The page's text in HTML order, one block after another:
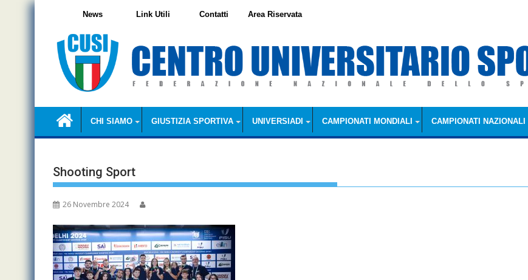
Skip
CHI SIAMO GIUSTIZIA SPORTIVA UNIVERSIADI CAMPIONATI MONDIALI CAMPIONATI NAZIONALI
News Link Utili Contatti Area Riservata
Shooting Sport
26 Novembre 2024